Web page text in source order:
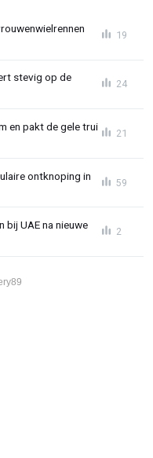
19
stevig op de
24
en pakt de gele trui
21
ontknoping in
59
bij UAE na nieuwe
2